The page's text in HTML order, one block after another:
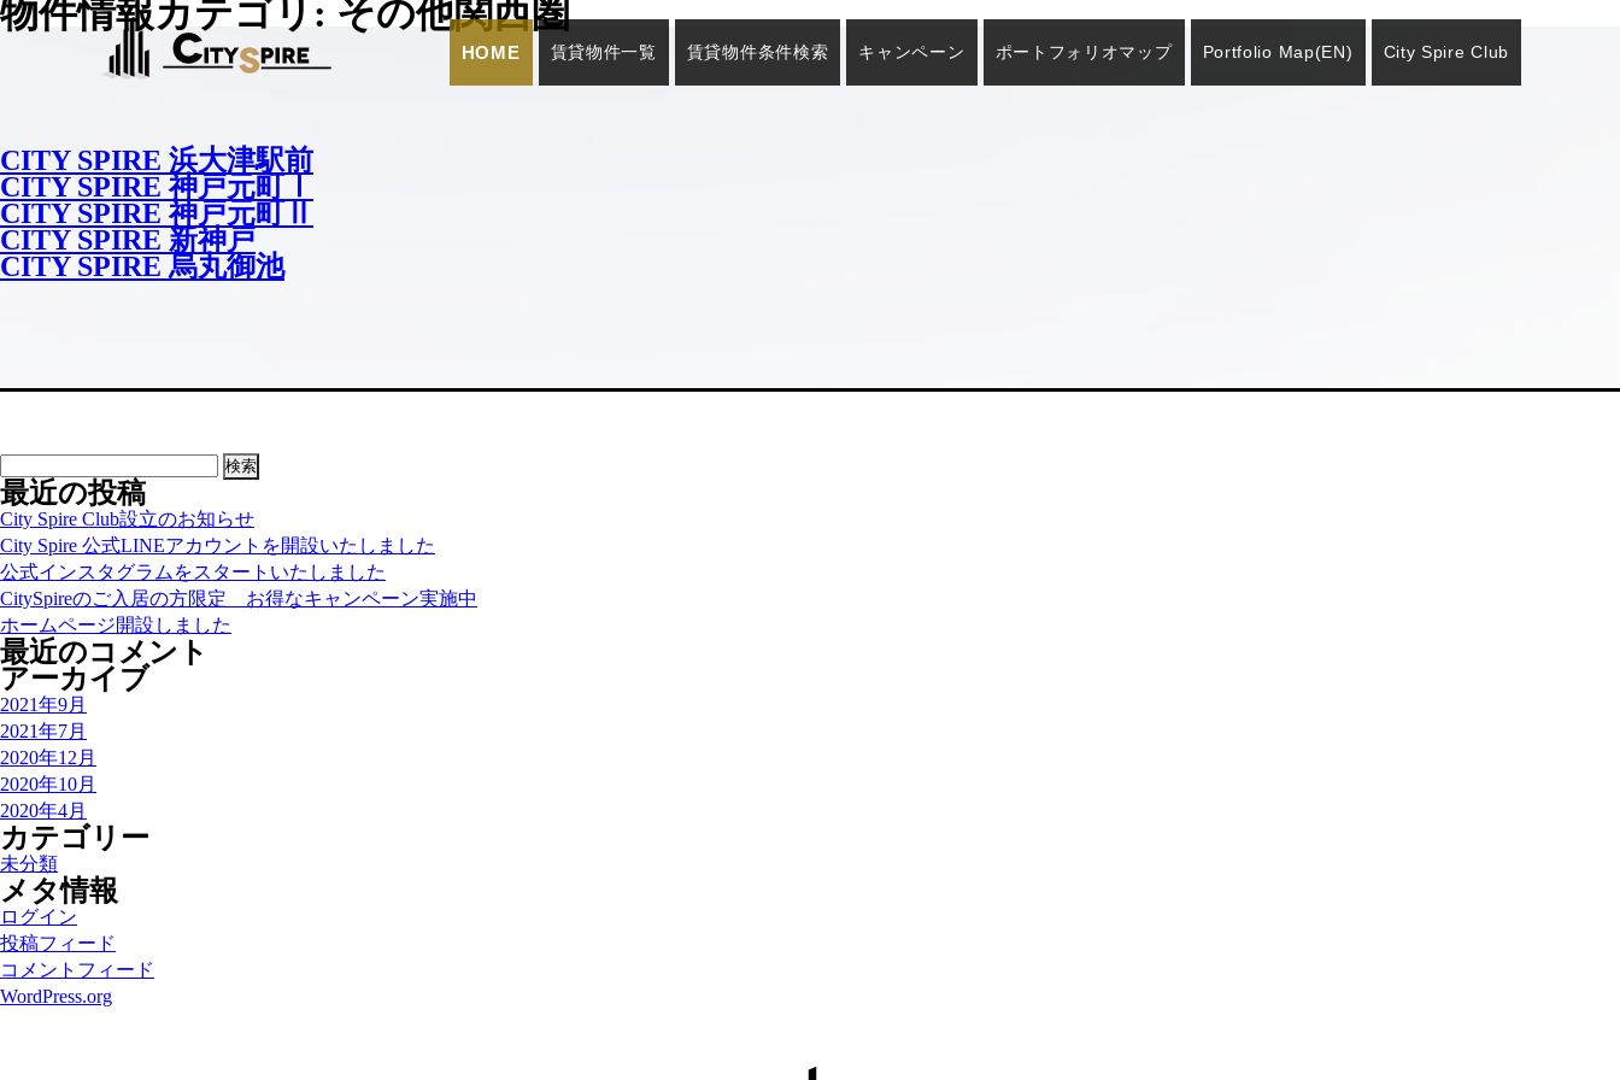
HOME 賃貸物件一覧 賃貸物件条件検索 キャンペーン ポートフォリオマップ Portfolio Map(EN) City Spire Club
物件情報カテゴリ: その他関西圏
CITY SPIRE 浜大津駅前
CITY SPIRE 神戸元町Ⅰ
CITY SPIRE 神戸元町Ⅱ
CITY SPIRE 新神戸
CITY SPIRE 烏丸御池
索:
最近の投稿
City Spire Club設立のお知らせ
City Spire 公式LINEアカウントを開設いたしました
公式インスタグラムをスタートいたしました
CitySpireのご入居の方限定 お得なキャンペーン実施中
ホームページ開設しました
最近のコメント
アーカイブ
2021年9月
2021年7月
2020年12月
2020年10月
2020年4月
カテゴリー
未分類
メタ情報
ログイン
投稿フィード
コメントフィード
WordPress.org